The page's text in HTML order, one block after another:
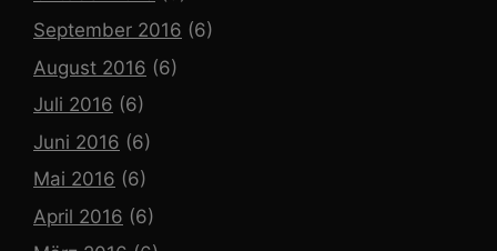
September 2016 (6)
August 2016 (6)
Juli 2016 (6)
Juni 2016 (6)
Mai 2016 (6)
April 2016 (6)